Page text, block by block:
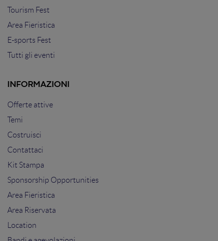
Tourism Fest
Area Fieristica
E-sports Fest
Tutti gli eventi
INFORMAZIONI
Offerte attive
Temi
Costruisci
Contattaci
Kit Stampa
Sponsorship Opportunities
Area Fieristica
Area Riservata
Location